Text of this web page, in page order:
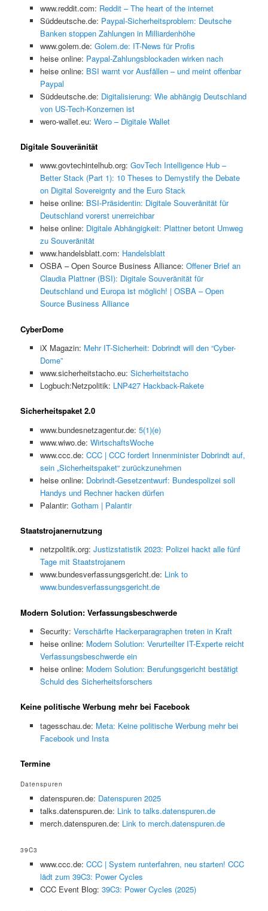
www.reddit.com: Reddit – The heart of the internet
Süddeutsche.de: Paypal-Sicherheitsproblem: Deutsche
Banken stoppen Zahlungen in Milliardenhöhe
www.golem.de: Golem.de: IT-News für Profis
heise online: Paypal-Zahlungsblockaden wirken nach
heise online: BSI warnt vor Ausfällen – und meint offenbar
Paypal
Süddeutsche.de: Digitalisierung: Wie abhängig Deutschland
von US-Tech-Konzernen ist
wero-wallet.eu: Wero – Digitale Wallet
Digitale Souveränität
www.govtechintelhub.org: GovTech Intelligence Hub –
Better Stack (Part 1): 10 Theses to Demystify the Debate
on Digital Sovereignty and the Euro Stack
heise online: BSI-Präsidentin: Digitale Souveränität für
Deutschland vorerst unerreichbar
heise online: Digitale Abhängigkeit: Plattner betont Umweg
zu Souveränität
www.handelsblatt.com: Handelsblatt
OSBA – Open Source Business Alliance: Offener Brief an
Claudia Plattner (BSI): Digitale Souveränität für
Deutschland und Europa ist möglich! | OSBA – Open
Source Business Alliance
CyberDome
iX Magazin: Mehr IT-Sicherheit: Dobrindt will den “Cyber-
Dome”
www.sicherheitstacho.eu: Sicherheitstacho
Logbuch:Netzpolitik: LNP427 Hackback-Rakete
Sicherheitspaket 2.0
www.bundesnetzagentur.de: 5(1)(e)
www.wiwo.de: WirtschaftsWoche
www.ccc.de: CCC | CCC fordert Innenminister Dobrindt auf,
sein „Sicherheitspaket“ zurückzunehmen
heise online: Dobrindt-Gesetzentwurf: Bundespolizei soll
Handys und Rechner hacken dürfen
Palantir: Gotham | Palantir
Staatstrojanernutzung
netzpolitik.org: Justizstatistik 2023: Polizei hackt alle fünf
Tage mit Staatstrojanern
www.bundesverfassungsgericht.de: Link to
www.bundesverfassungsgericht.de
Modern Solution: Verfassungsbeschwerde
Security: Verschärfte Hackerparagraphen treten in Kraft
heise online: Modern Solution: Verurteilter IT-Experte reicht
Verfassungsbeschwerde ein
heise online: Modern Solution: Berufungsgericht bestätigt
Schuld des Sicherheitsforschers
Keine politische Werbung mehr bei Facebook
tagesschau.de: Meta: Keine politische Werbung mehr bei
Facebook und Insta
Termine
Datenspuren
datenspuren.de: Datenspuren 2025
talks.datenspuren.de: Link to talks.datenspuren.de
merch.datenspuren.de: Link to merch.datenspuren.de
39C3
www.ccc.de: CCC | System runterfahren, neu starten! CCC
lädt zum 39C3: Power Cycles
CCC Event Blog: 39C3: Power Cycles (2025)